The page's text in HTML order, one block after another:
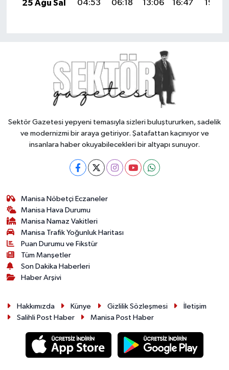
25 Ağu Sal
04:53 06:18 13:06 16:47 19:45
Sektör Gazetesi yepyeni temasıyla sizleri buluştururken, sadelik
ve modernizmi bir araya getiriyor. Şatafattan kaçınıyor ve
insanlara haber okuyabilecekleri bir altyapı sunuyor.
Manisa Nöbetçi Eczaneler
Manisa Hava Durumu
Manisa Namaz Vakitleri
Manisa Trafik Yoğunluk Haritası
Puan Durumu ve Fikstür
Tüm Manşetler
Son Dakika Haberleri
Haber Arşivi
Hakkımızda Künye Gizlilik Sözleşmesi
İletişim
Salihli Post Haber
Manisa Post Haber